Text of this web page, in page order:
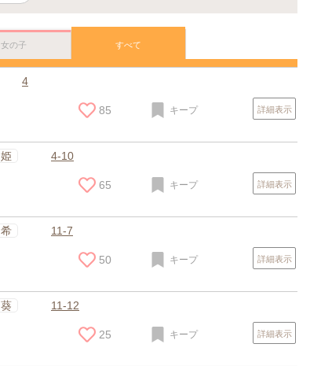
女の子 すべて
4
85 キープ 詳細表示
姫 4-10
65 キープ 詳細表示
希 11-7
50 キープ 詳細表示
葵 11-12
25 キープ 詳細表示